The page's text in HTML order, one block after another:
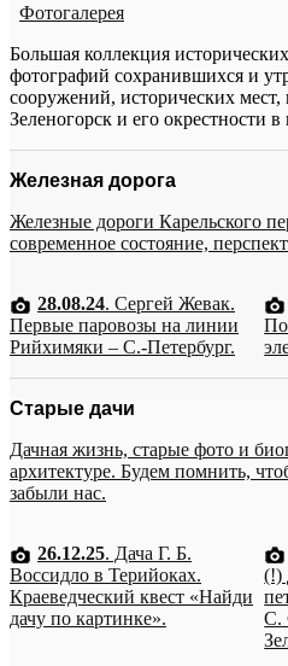
Фотогалерея
Большая коллекция
фотографий сохранившихся и
сооружений, исторических
Зеленогорск и его окрестности
Железная дорога
Железные дороги Карельского
современное состояние,
28.08.24. Сергей Жевак.
Первые паровозы на линии
Рийхимяки – С.-Петербург.
Старые дачи
Дачная жизнь, старые фото и
архитектуре. Будем помнить,
забыли нас.
26.12.25. Дача Г. Б.
Воссидло в Терийоках.
Краеведческий квест «Найди
дачу по картинке».
(!)
С.